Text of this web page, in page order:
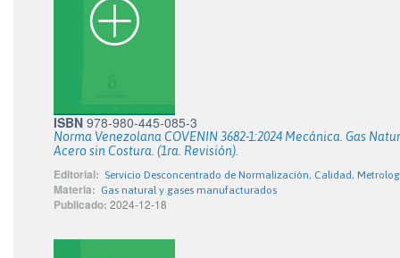
ISBN 978-980-445-085-3
Norma Venezolana COVENIN 3682-1:2024 Mecánica. Gas
Acero sin Costura. (1ra. Revisión).
Editorial: Servicio Desconcentrado de Normalización, Calidad,
Materia: Gas natural y gases manufacturados
Publicado: 2024-12-18